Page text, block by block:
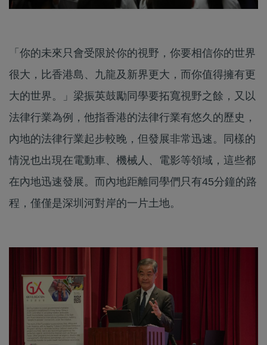
「你的未來只會受限於你的視野，你要相信你的世界
很大，比香港島、九龍及新界更大，而你值得擁有更
大的世界。」梁振英鼓勵同學要拓寬視野之餘，又以
法律行業為例，他指香港的法律行業有悠久的歷史，
內地的法律行業起步較晚，但發展非常迅速。同樣的
情況也出現在電動車、機械人、電影等領域，這些都
在內地迅速發展。而內地距離同學們只有45分鐘的路
程，僅僅是深圳河對岸的一片土地。